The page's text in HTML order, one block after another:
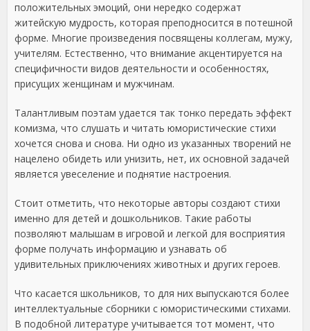
положительных эмоций, они нередко содержат
житейскую мудрость, которая преподносится в потешной
форме. Многие произведения посвящены коллегам, мужу,
учителям. Естественно, что внимание акцентируется на
специфичности видов деятельности и особенностях,
присущих женщинам и мужчинам.
Талантливым поэтам удается так тонко передать эффект
комизма, что слушать и читать юмористические стихи
хочется снова и снова. Ни одно из указанных творений не
нацелено обидеть или унизить, нет, их основной задачей
является увеселение и поднятие настроения.
Стоит отметить, что некоторые авторы создают стихи
именно для детей и дошкольников. Такие работы
позволяют малышам в игровой и легкой для восприятия
форме получать информацию и узнавать об
удивительных приключениях животных и других героев.
Что касается школьников, то для них выпускаются более
интеллектуальные сборники с юмористическими стихами.
В подобной литературе учитывается тот момент, что